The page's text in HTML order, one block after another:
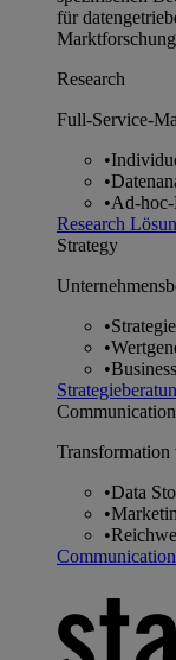
für
Research
Full-Service-
•
•
•Ad-hoc-
Research
Strategy
•
•
•
Communication
•Data
•
•